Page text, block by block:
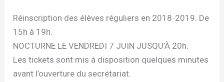
Réinscription des élèves réguliers en 2018-2019. De
15h à 19h.
NOCTURNE LE VENDREDI 7 JUIN JUSQU’À 20h.
Les tickets sont mis à disposition quelques minutes
avant l’ouverture du secrétariat.